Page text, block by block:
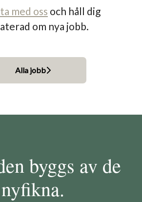
med oss och håll dig
om nya jobb.
Alla jobb
byggs av de
nyfikna.